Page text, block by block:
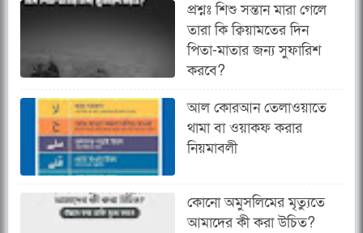
প্রশ্নঃ শিশু সন্তান মারা গেলে
তারা কি ক্বিয়ামতের দিন
পিতা-মাতার জন্য সুফারিশ
করবে?
আল কোরআন তেলাওয়াতে
থামা বা ওয়াকফ করার
নিয়মাবলী
কোনো অমুসলিমের মৃত্যুতে
আমাদের কী করা উচিত?